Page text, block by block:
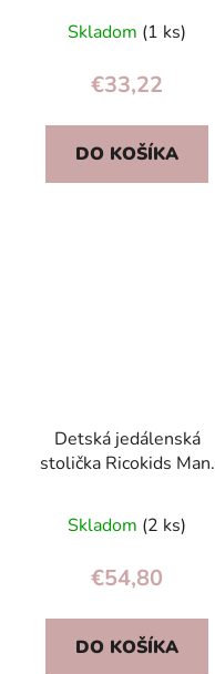
Skladom (1 ks)
€33,22
DO KOŠÍKA
Detská jedálenská
stolička Ricokids Mani
Skladom (2 ks)
€54,80
DO KOŠÍKA